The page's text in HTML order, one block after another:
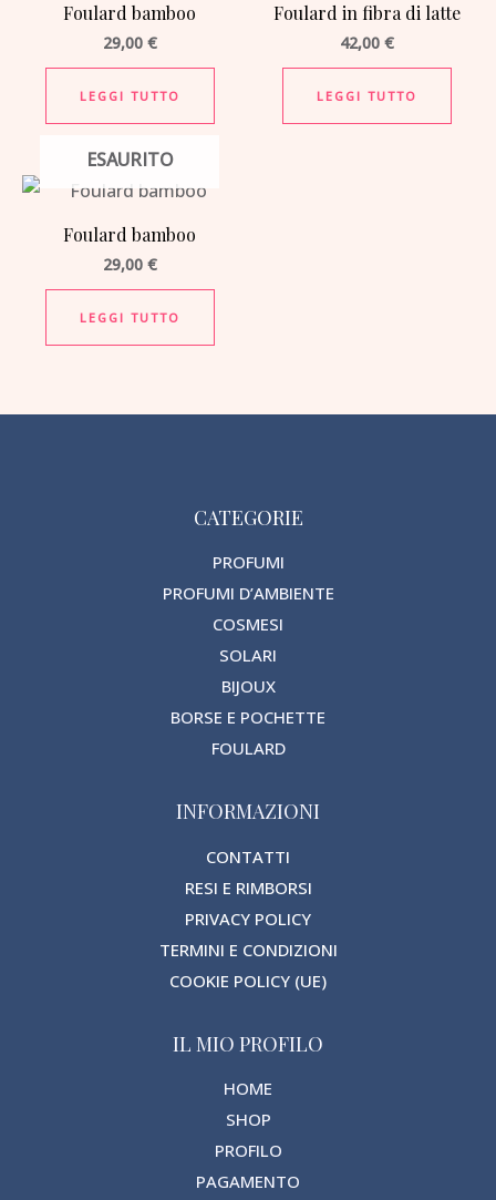
Foulard bamboo
29,00 €
LEGGI TUTTO
Foulard in fibra di latte
42,00 €
LEGGI TUTTO
ESAURITO
Foulard bamboo
29,00 €
LEGGI TUTTO
CATEGORIE
PROFUMI
PROFUMI D’AMBIENTE
COSMESI
SOLARI
BIJOUX
BORSE E POCHETTE
FOULARD
INFORMAZIONI
CONTATTI
RESI E RIMBORSI
PRIVACY POLICY
TERMINI E CONDIZIONI
COOKIE POLICY (UE)
IL MIO PROFILO
HOME
SHOP
PROFILO
PAGAMENTO